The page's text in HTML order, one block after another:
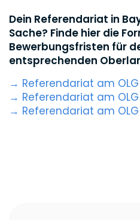
Dein Referendariat in
Sache? Finde hier die
Bewerbungsfristen für
entsprechenden
→ Referendariat am
→ Referendariat am
→ Referendariat am